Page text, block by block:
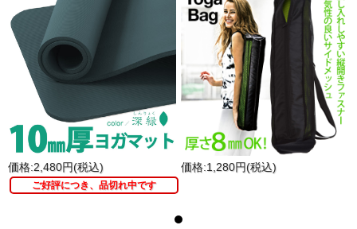
価格:2,480円(税込)
ご好評につき、品切れ中です
価格:1,280円(税込)